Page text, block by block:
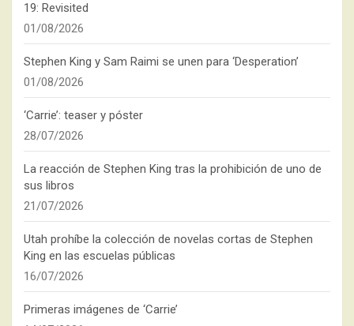
19: Revisited
01/08/2026
Stephen King y Sam Raimi se unen para ‘Desperation’
01/08/2026
‘Carrie’: teaser y póster
28/07/2026
La reacción de Stephen King tras la prohibición de uno de
sus libros
21/07/2026
Utah prohíbe la colección de novelas cortas de Stephen
King en las escuelas públicas
16/07/2026
Primeras imágenes de ‘Carrie’